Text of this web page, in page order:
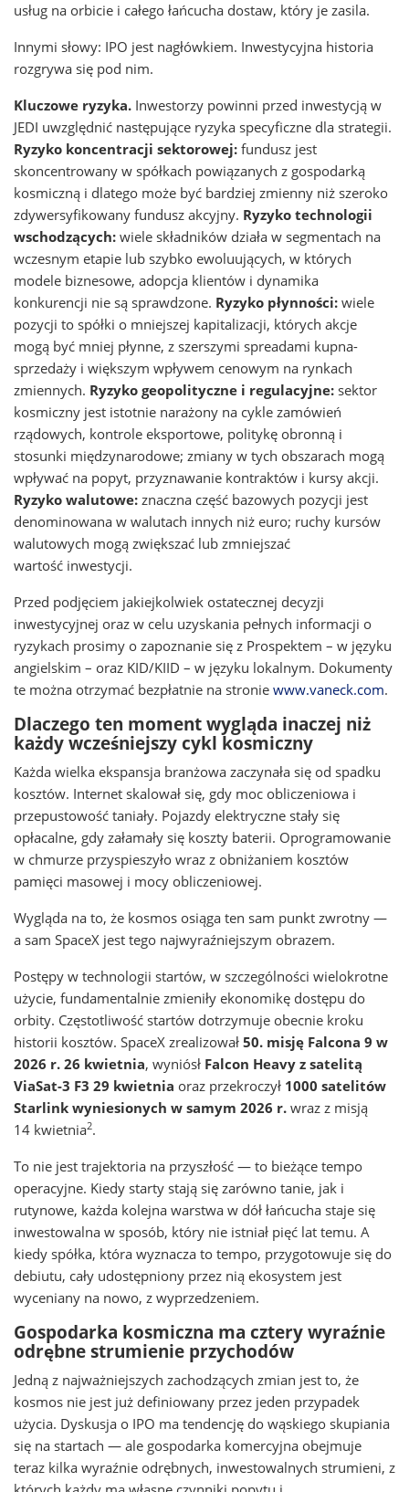
usług na orbicie i całego łańcucha dostaw, który je zasila.
Innymi słowy: IPO jest nagłówkiem. Inwestycyjna historia
rozgrywa się pod nim.
Kluczowe ryzyka. Inwestorzy powinni przed inwestycją w
JEDI uwzględnić następujące ryzyka specyficzne dla strategii.
Ryzyko koncentracji sektorowej: fundusz jest
skoncentrowany w spółkach powiązanych z gospodarką
kosmiczną i dlatego może być bardziej zmienny niż szeroko
zdywersyfikowany fundusz akcyjny. Ryzyko technologii
wschodzących: wiele składników działa w segmentach na
wczesnym etapie lub szybko ewoluujących, w których
modele biznesowe, adopcja klientów i dynamika
konkurencji nie są sprawdzone. Ryzyko płynności: wiele
pozycji to spółki o mniejszej kapitalizacji, których akcje
mogą być mniej płynne, z szerszymi spreadami kupna-
sprzedaży i większym wpływem cenowym na rynkach
zmiennych. Ryzyko geopolityczne i regulacyjne: sektor
kosmiczny jest istotnie narażony na cykle zamówień
rządowych, kontrole eksportowe, politykę obronną i
stosunki międzynarodowe; zmiany w tych obszarach mogą
wpływać na popyt, przyznawanie kontraktów i kursy akcji.
Ryzyko walutowe: znaczna część bazowych pozycji jest
denominowana w walutach innych niż euro; ruchy kursów
walutowych mogą zwiększać lub zmniejszać
wartość inwestycji.
Przed podjęciem jakiejkolwiek ostatecznej decyzji
inwestycyjnej oraz w celu uzyskania pełnych informacji o
ryzykach prosimy o zapoznanie się z Prospektem – w języku
angielskim – oraz KID/KIID – w języku lokalnym. Dokumenty
te można otrzymać bezpłatnie na stronie www.vaneck.com.
Dlaczego ten moment wygląda inaczej niż
każdy wcześniejszy cykl kosmiczny
Każda wielka ekspansja branżowa zaczynała się od spadku
kosztów. Internet skalował się, gdy moc obliczeniowa i
przepustowość taniały. Pojazdy elektryczne stały się
opłacalne, gdy załamały się koszty baterii. Oprogramowanie
w chmurze przyspieszyło wraz z obniżaniem kosztów
pamięci masowej i mocy obliczeniowej.
Wygląda na to, że kosmos osiąga ten sam punkt zwrotny —
a sam SpaceX jest tego najwyraźniejszym obrazem.
Postępy w technologii startów, w szczególności wielokrotne
użycie, fundamentalnie zmieniły ekonomikę dostępu do
orbity. Częstotliwość startów dotrzymuje obecnie kroku
historii kosztów. SpaceX zrealizował 50. misję Falcona 9 w
2026 r. 26 kwietnia, wyniósł Falcon Heavy z satelitą
ViaSat-3 F3 29 kwietnia oraz przekroczył 1000 satelitów
Starlink wyniesionych w samym 2026 r. wraz z misją
14 kwietnia2.
To nie jest trajektoria na przyszłość — to bieżące tempo
operacyjne. Kiedy starty stają się zarówno tanie, jak i
rutynowe, każda kolejna warstwa w dół łańcucha staje się
inwestowalna w sposób, który nie istniał pięć lat temu. A
kiedy spółka, która wyznacza to tempo, przygotowuje się do
debiutu, cały udostępniony przez nią ekosystem jest
wyceniany na nowo, z wyprzedzeniem.
Gospodarka kosmiczna ma cztery wyraźnie
odrębne strumienie przychodów
Jedną z najważniejszych zachodzących zmian jest to, że
kosmos nie jest już definiowany przez jeden przypadek
użycia. Dyskusja o IPO ma tendencję do wąskiego skupiania
się na startach — ale gospodarka komercyjna obejmuje
teraz kilka wyraźnie odrębnych, inwestowalnych strumieni, z